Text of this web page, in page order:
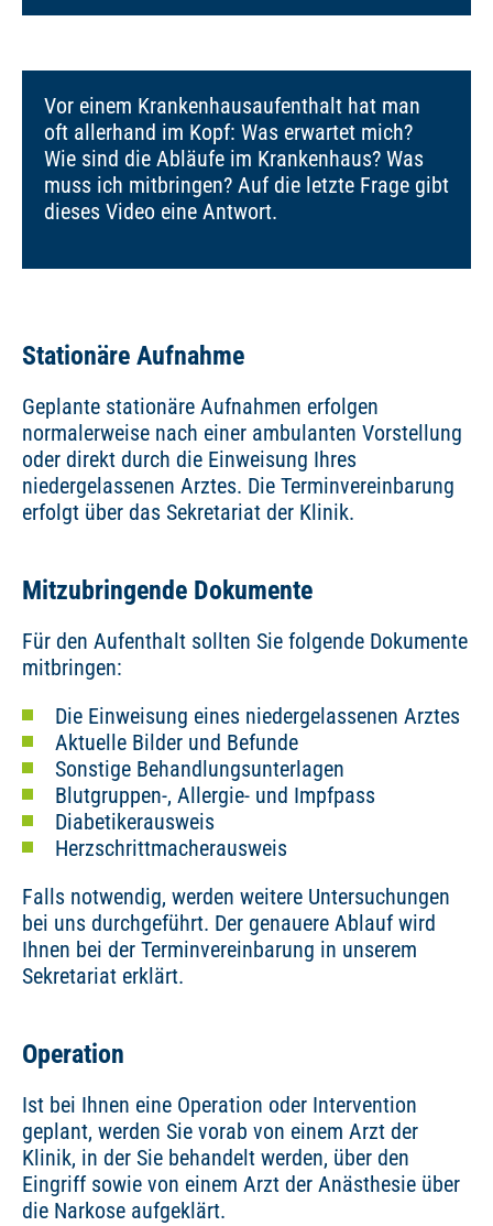
Vor einem Krankenhausaufenthalt hat man
oft allerhand im Kopf: Was erwartet mich?
Wie sind die Abläufe im Krankenhaus? Was
muss ich mitbringen? Auf die letzte Frage gibt
dieses Video eine Antwort.
Stationäre Aufnahme
Geplante stationäre Aufnahmen erfolgen
normalerweise nach einer ambulanten Vorstellung
oder direkt durch die Einweisung Ihres
niedergelassenen Arztes. Die Terminvereinbarung
erfolgt über das Sekretariat der Klinik.
Mitzubringende Dokumente
Für den Aufenthalt sollten Sie folgende Dokumente
mitbringen:
Die Einweisung eines niedergelassenen Arztes
Aktuelle Bilder und Befunde
Sonstige Behandlungsunterlagen
Blutgruppen-, Allergie- und Impfpass
Diabetikerausweis
Herzschrittmacherausweis
Falls notwendig, werden weitere Untersuchungen
bei uns durchgeführt. Der genauere Ablauf wird
Ihnen bei der Terminvereinbarung in unserem
Sekretariat erklärt.
Operation
Ist bei Ihnen eine Operation oder Intervention
geplant, werden Sie vorab von einem Arzt der
Klinik, in der Sie behandelt werden, über den
Eingriff sowie von einem Arzt der Anästhesie über
die Narkose aufgeklärt.